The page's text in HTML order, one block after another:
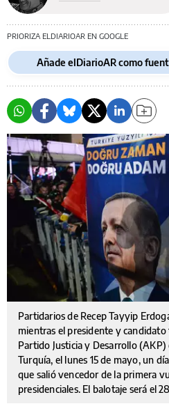
PRIORIZA ELDIARIOAR EN GOOGLE
Añade elDiarioAR como
Partidarios de Recep Tayyip
mientras el presidente y candidato
Partido Justicia y Desarrollo
Turquía, el lunes 15 de mayo, un
que salió vencedor de la primera
presidenciales. El balotaje será el